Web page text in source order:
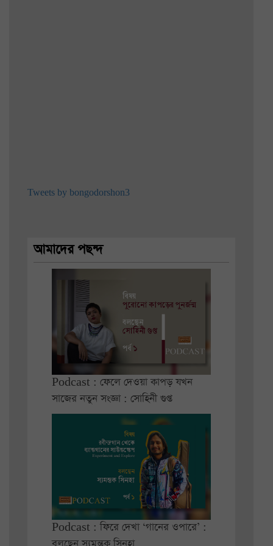
Tweets by bongodorshon3
আমাদের পছন্দ
Podcast : ফেলে দেওয়া কাপড় যখন
সাজের নতুন সংজ্ঞা : সোহিনী গুপ্ত
Podcast : ফিরে দেখা ‘গানের ওপারে’ :